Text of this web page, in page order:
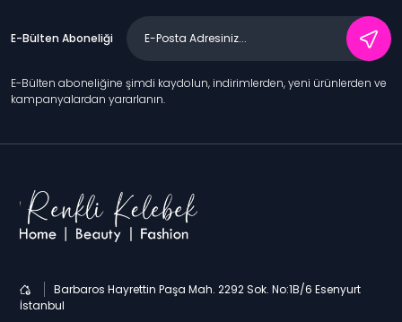
E-Bülten Aboneliği
E-Bülten aboneliğine şimdi kaydolun, indirimlerden, yeni ürünlerden ve
kampanyalardan yararlanın.
Barbaros Hayrettin Paşa Mah. 2292 Sok. No:1B/6 Esenyurt
İstanbul